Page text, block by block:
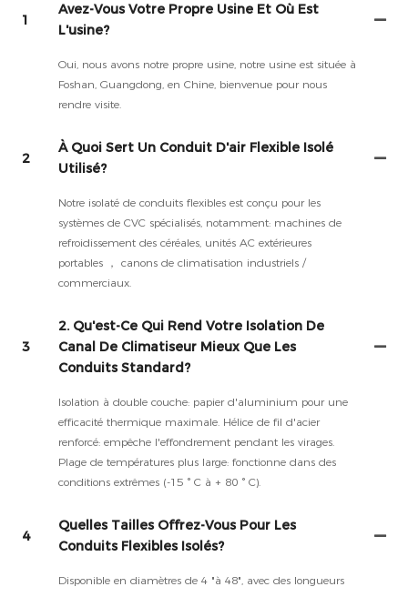
1
Avez-Vous Votre Propre Usine Et Où Est
L'usine?
Oui, nous avons notre propre usine, notre usine est située à
Foshan, Guangdong, en Chine, bienvenue pour nous
rendre visite.
2
À Quoi Sert Un Conduit D'air Flexible Isolé
Utilisé?
Notre isolaté de conduits flexibles est conçu pour les
systèmes de CVC spécialisés, notamment: machines de
refroidissement des céréales, unités AC extérieures
portables ， canons de climatisation industriels /
commerciaux.
3
2. Qu'est-Ce Qui Rend Votre Isolation De
Canal De Climatiseur Mieux Que Les
Conduits Standard?
Isolation à double couche: papier d'aluminium pour une
efficacité thermique maximale. Hélice de fil d'acier
renforcé: empêche l'effondrement pendant les virages.
Plage de températures plus large: fonctionne dans des
conditions extrêmes (-15 ° C à + 80 ° C).
4
Quelles Tailles Offrez-Vous Pour Les
Conduits Flexibles Isolés?
Disponible en diamètres de 4 "à 48", avec des longueurs